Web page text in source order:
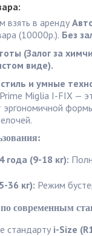
взять в аренду
(10000р.). Без
(Залог за
виде).
и умные
Miglia I-FIX —
года (9-18 кг):
36 кг): Режим
по современным
стандарту i-Size